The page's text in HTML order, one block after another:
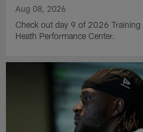
Aug 08, 2026
Check out day 9 of 2026 Training
Heath Performance Center.